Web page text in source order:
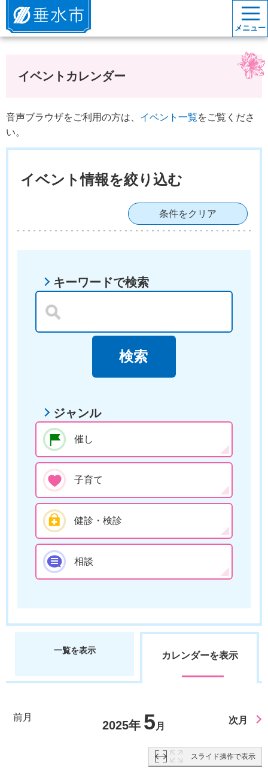
垂水市
メニュー
イベントカレンダー
音声ブラウザをご利用の方は、 イベント一覧をご覧くださ
い。
イベント情報を絞り込む
条件をクリア
キーワードで検索
ジャンル
催し
子育て
健診・検診
相談
一覧を表示 カレンダーを表示
前月
2025年 5 月
次月
スライド操作で表示